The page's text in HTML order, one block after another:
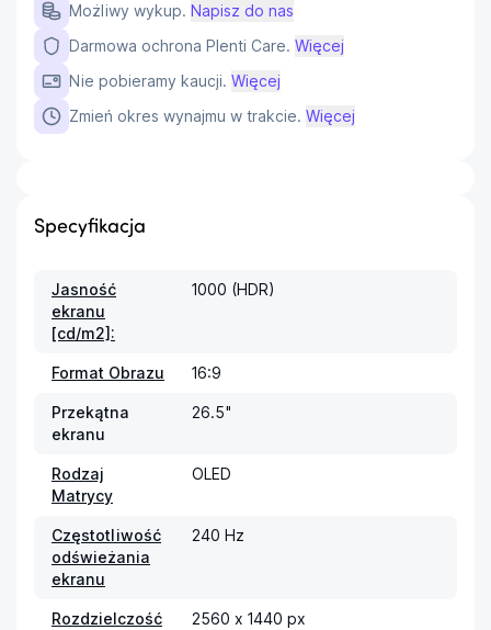
Możliwy wykup. Napisz do nas
Darmowa ochrona Plenti Care. Więcej
Nie pobieramy kaucji. Więcej
Zmień okres wynajmu w trakcie. Więcej
Specyfikacja
Jasność
ekranu
[cd/m2]:
1000 (HDR)
Format Obrazu 16:9
Przekątna
ekranu
26.5"
Rodzaj
Matrycy
OLED
Częstotliwość
odświeżania
ekranu
240 Hz
Rozdzielczość
2560 x 1440 px